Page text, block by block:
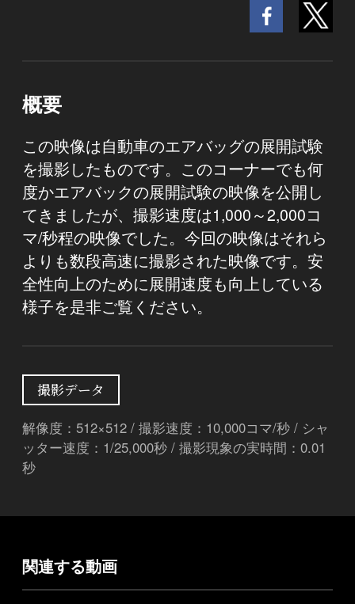
概要
この映像は自動車のエアバッグの展開試験
を撮影したものです。このコーナーでも何
度かエアバックの展開試験の映像を公開し
てきましたが、撮影速度は1,000～2,000コ
マ/秒程の映像でした。今回の映像はそれら
よりも数段高速に撮影された映像です。安
全性向上のために展開速度も向上している
様子を是非ご覧ください。
撮影データ
解像度：512×512 / 撮影速度：10,000コマ/秒 / シャ
ッター速度：1/25,000秒 / 撮影現象の実時間：0.01
秒
関連する動画